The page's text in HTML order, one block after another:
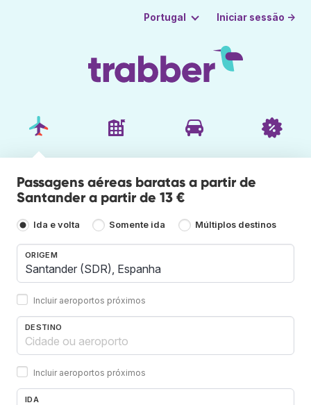
Portugal Iniciar sessão →
Passagens aéreas baratas a partir de
Santander a partir de 13 €
Ida e volta Somente ida Múltiplos destinos
ORIGEM
Incluir aeroportos próximos
DESTINO
Incluir aeroportos próximos
IDA